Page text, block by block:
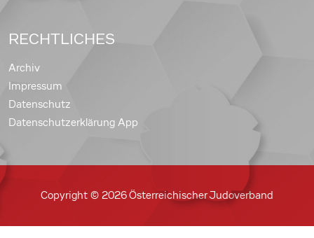
RECHTLICHES
Archiv
Impressum
Datenschutz
Datenschutzerklärung App
Copyright © 2026 Österreichischer Judoverband